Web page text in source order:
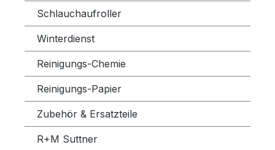
Schlauchaufroller
Winterdienst
Reinigungs-Chemie
Reinigungs-Papier
Zubehör & Ersatzteile
R+M Suttner